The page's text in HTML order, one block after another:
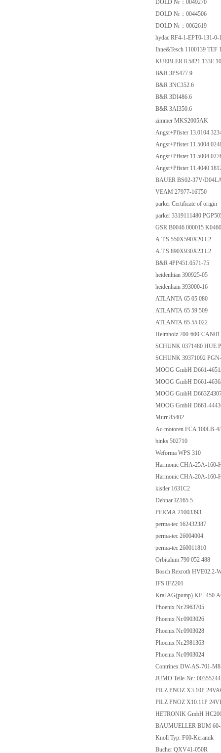
DOLD Nr：0049270
DOLD Nr：0044506
DOLD Nr：0062619
hydac RF4-1-EPT0-131-
Ihne&Tesch 1100139
KUEBLER
B&R 3PS477.9
B&R 3NC352.6
B&R 3DI486.6
B&R 3AI350.6
zimmer MKS2005AK
Angst+Pfister
Angst+Pfister
Angst+Pfister
Angst+Pfister
BAUER BS02-37V/
VEAM 27977-16T50
parker Certificate of origin
parker 3319111480
GSR B0046.000015
A.T.S 550X590X20 L2
A.T.S 890X930X23 L2
B&R 4PP451.0571-75
heidenhian 390925-05
heidenhain 393000-16
ATLANTA 65 05 080
ATLANTA 65 59 509
ATLANTA 65 55 022
Helmholz 700-600-
SCHUNK 0371480 HUE
SCHUNK 39371092
MOOG GmbH D661-
MOOG GmbH D661-
MOOG GmbH
MOOG GmbH D661-
Murr 85402
Ac-motoren FCA 100LB-
binks 502710
Weforma WPS 310
Harmonic CHA-25A-
Harmonic CHA-20A-
kistler 1631C2
Debnar IZ165.5
PERMA 21003393
perma-tec 162432387
perma-tec 26004004
perma-tec 260011810
Orbitalum 790 052 488
Bosch Rexroth HVE02.2-
IFS IFZ201
Kral AG(pump) KF-
Phoenix Nr.2963705
Phoenix Nr.0903026
Phoenix Nr.0903028
Phoenix Nr.2981363
Phoenix Nr.0903024
Contrinex DW-AS-701-
JUMO Teile-Nr.:
PILZ PNOZ X3.10P
PILZ PNOZ X10.11P
HETRONIK GmbH
BAUMUELLER BUM
Knoll Typ: F60-Keramik
Bucher QXV41-050R